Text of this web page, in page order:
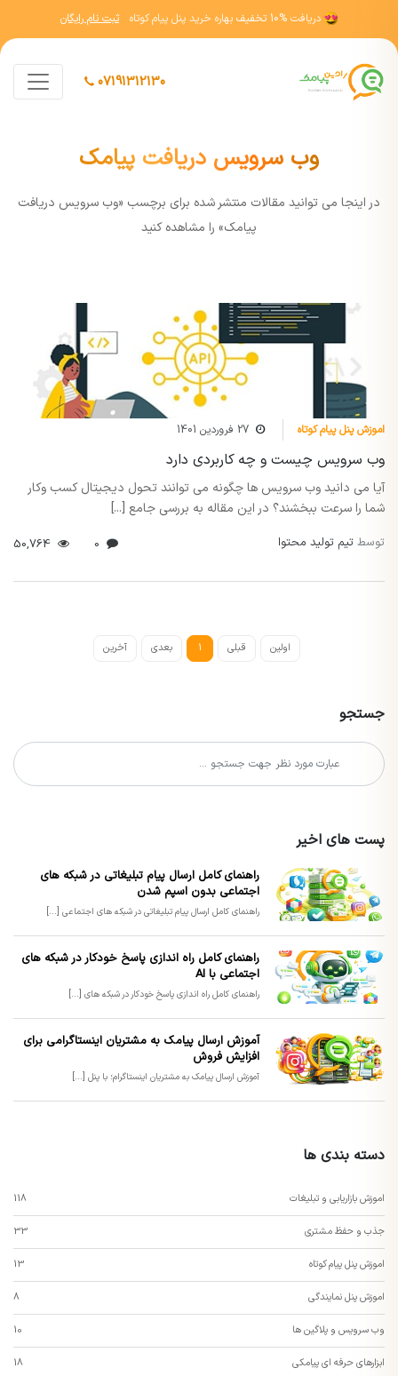
دریافت 10% تخفیف بهاره خرید پنل پیام کوتاه ثبت نام رایگان
07191312130
وب سرویس دریافت پیامک
در اينجا مي توانيد مقالات منتشر شده برای برچسب «وب سرویس دریافت
پیامک» را مشاهده کنيد
اموزش پنل پیام کوتاه 27 فروردین 1401
وب سرویس چیست و چه کاربردی دارد
آیا می دانید وب سرویس ها چگونه می توانند تحول دیجیتال کسب وکار
شما را سرعت ببخشند؟ در این مقاله به بررسی جامع [...]
توسط تیم تولید محتوا
اولین قبلی 1 بعدی آخرین
جستجو
پست های اخیر
راهنمای کامل ارسال پیام تبلیغاتی در شبکه های
اجتماعی بدون اسپم شدن
راهنمای کامل ارسال پیام تبلیغاتی در شبکه های اجتماعی [...]
راهنمای کامل راه اندازی پاسخ خودکار در شبکه های
اجتماعی با AI
راهنمای کامل راه اندازی پاسخ خودکار در شبکه های [...]
آموزش ارسال پیامک به مشتریان اینستاگرامی برای
افزایش فروش
آموزش ارسال پیامک به مشتریان اینستاگرام؛ با پنل [...]
دسته بندی ها
اموزش بازاریابی و تبلیغات 118
جذب و حفظ مشتری 33
اموزش پنل پیام کوتاه 13
اموزش پنل نمایندگی 8
وب سرویس و پلاگین ها 10
ابزارهای حرفه ای پیامکی 18